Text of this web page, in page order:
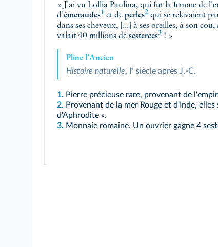
« J'ai vu Lollia Paulina, qui fut la femme de
d'émeraudes1 et de perles2 qui se relevaient
dans ses cheveux, [...] à ses oreilles, à son
valait 40 millions de sesterces3 ! »
Pline l'Ancien
Histoire naturelle, Iᵉ siècle après J.-C.
1. Pierre précieuse rare, provenant de
2. Provenant de la mer Rouge et d'Inde,
d'Aphrodite ».
3. Monnaie romaine. Un ouvrier gagne 4